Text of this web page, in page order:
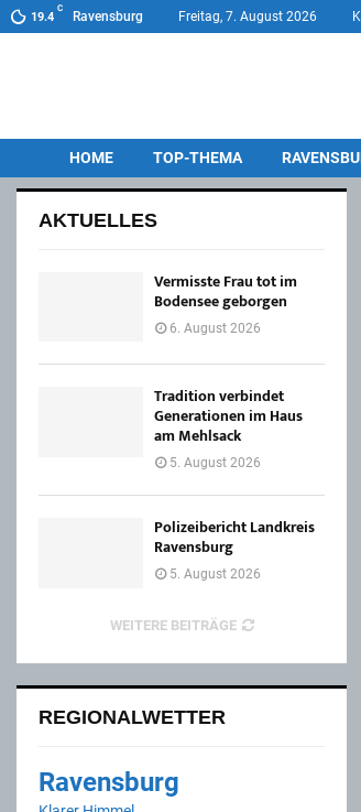
19.4
C
Ravensburg Freitag, 7. August 2026
HOME TOP-THEMA
AKTUELLES
Vermisste Frau tot im
Bodensee geborgen
6. August 2026
Tradition verbindet
Generationen im Haus
am Mehlsack
5. August 2026
Polizeibericht Landkreis
Ravensburg
5. August 2026
WEITERE BEITRÄGE
REGIONALWETTER
Ravensburg